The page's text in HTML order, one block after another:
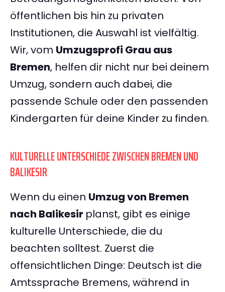
öffentlichen bis hin zu privaten
Institutionen, die Auswahl ist vielfältig.
Wir, vom Umzugsprofi Grau aus
Bremen, helfen dir nicht nur bei deinem
Umzug, sondern auch dabei, die
passende Schule oder den passenden
Kindergarten für deine Kinder zu finden.
KULTURELLE UNTERSCHIEDE ZWISCHEN BREMEN UND
BALIKESIR
Wenn du einen Umzug von Bremen
nach Balikesir planst, gibt es einige
kulturelle Unterschiede, die du
beachten solltest. Zuerst die
offensichtlichen Dinge: Deutsch ist die
Amtssprache Bremens, während in